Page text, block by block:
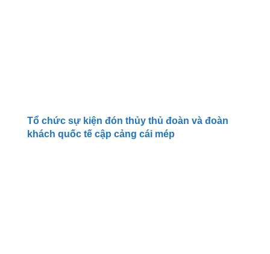
Tổ chức sự kiện đón thủy thủ đoàn và đoàn
khách quốc tế cập cảng cái mép